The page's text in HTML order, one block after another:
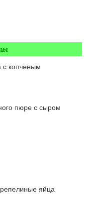
с копченым
пюре с сыром
яйца